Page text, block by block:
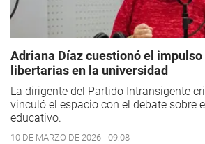
Adriana Díaz cuestionó el
libertarias en la universidad
La dirigente del Partido Intransigente
vinculó el espacio con el debate sobre
educativo.
10 DE MARZO DE 2026 - 09:08